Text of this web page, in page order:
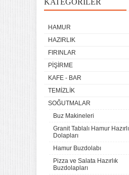
KATEGORILER
HAMUR
HAZIRLIK
FIRINLAR
PIŞIRME
KAFE - BAR
TEMIZLIK
SOĞUTMALAR
Buz Makineleri
Granit Tablalı Hamur
Dolapları
Hamur Buzdolabı
Pizza ve Salata Hazırlık
Buzdolapları